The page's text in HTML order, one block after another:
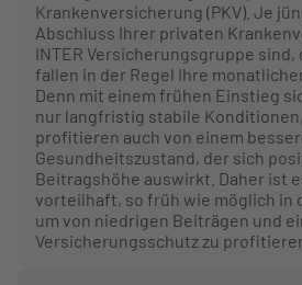
Krankenversicherung (PKV). Je
Abschluss Ihrer privaten
INTER Versicherungsgruppe
fallen in der Regel Ihre
Denn mit einem frühen Einstieg
nur langfristig stabile
profitieren auch von einem
Gesundheitszustand, der sich
Beitragshöhe auswirkt. Daher ist
vorteilhaft, so früh wie möglich in
um von niedrigen Beiträgen und
Versicherungsschutz zu